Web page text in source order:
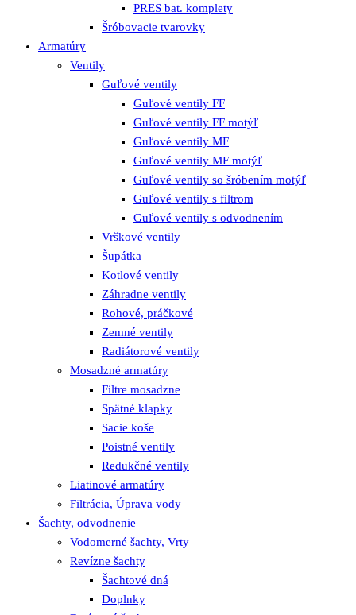
PRES bat. komplety
Šróbovacie tvarovky
Armatúry
Ventily
Guľové ventily
Guľové ventily FF
Guľové ventily FF motýľ
Guľové ventily MF
Guľové ventily MF motýľ
Guľové ventily so šróbením motýľ
Guľové ventily s filtrom
Guľové ventily s odvodnením
Vrškové ventily
Šupátka
Kotlové ventily
Záhradne ventily
Rohové, práčkové
Zemné ventily
Radiátorové ventily
Mosadzné armatúry
Filtre mosadzne
Spätné klapky
Sacie koše
Poistné ventily
Redukčné ventily
Liatinové armatúry
Filtrácia, Úprava vody
Šachty, odvodnenie
Vodomerné šachty, Vrty
Revízne šachty
Šachtové dná
Doplnky